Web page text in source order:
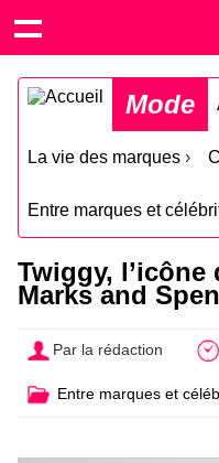
Mode
La vie des marques ›
Entre marques et
Twiggy, l’icône
Marks and
Par la rédaction
Entre marques et